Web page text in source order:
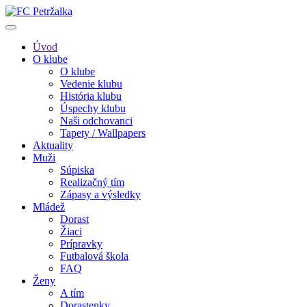
Úvod
O klube
O klube
Vedenie klubu
História klubu
Úspechy klubu
Naši odchovanci
Tapety / Wallpapers
Aktuality
Muži
Súpiska
Realizačný tím
Zápasy a výsledky
Mládež
Dorast
Žiaci
Prípravky
Futbalová škola
FAQ
Ženy
A tím